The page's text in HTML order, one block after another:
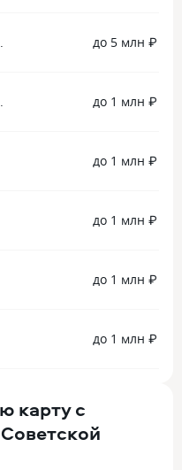
до 5 млн ₽
до 1 млн ₽
до 1 млн ₽
до 1 млн ₽
до 1 млн ₽
до 1 млн ₽
карту с